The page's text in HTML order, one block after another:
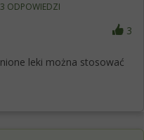
3 ODPOWIEDZI
3
leki można stosować